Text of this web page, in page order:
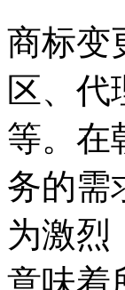
商标变
区、代
等。在
务的需
为激烈
意味着